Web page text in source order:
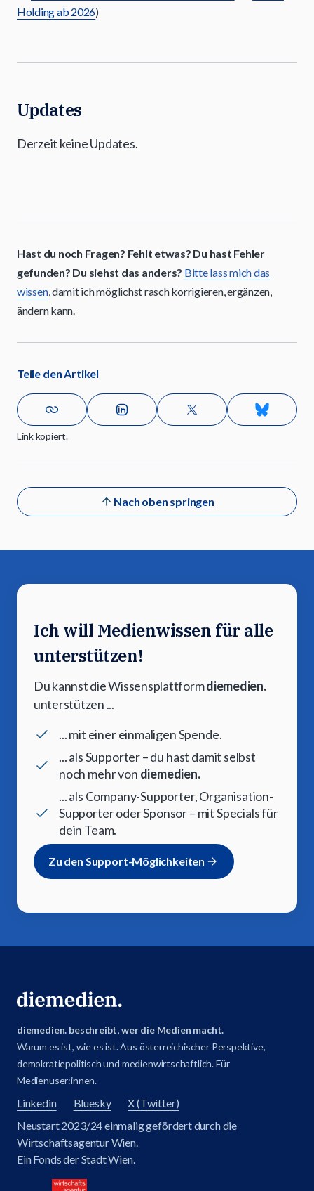
Holding ab 2026)
Updates
Derzeit keine Updates.
Hast du noch Fragen? Fehlt etwas? Du hast Fehler
gefunden? Du siehst das anders? Bitte lass mich das
wissen, damit ich möglichst rasch korrigieren, ergänzen,
ändern kann.
Teile den Artikel
Link kopiert.
Nach oben springen
Ich will Medienwissen für alle
unterstützen!
Du kannst die Wissensplattformdiemedien.
unterstützen ...
... mit einer einmaligen Spende.
... als Supporter – du hast damit selbst
noch mehr von diemedien.
... als Company-Supporter, Organisation-
Supporter oder Sponsor – mit Specials für
dein Team.
Zu den Support-Möglichkeiten
diemedien. beschreibt, wer die Medien macht.
Warum es ist, wie es ist. Aus österreichischer Perspektive,
demokratiepolitisch und medienwirtschaftlich. Für
Medienuser:innen.
Linkedin Bluesky
X (Twitter)
Neustart 2023/24 einmalig gefördert durch die
Wirtschaftsagentur Wien.
Ein Fonds der Stadt Wien.